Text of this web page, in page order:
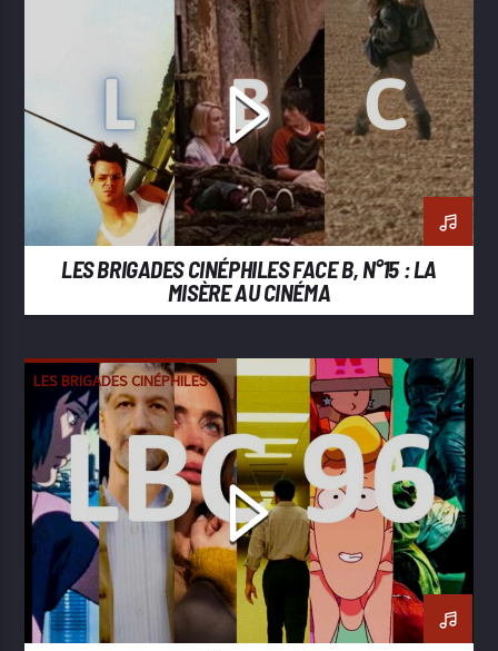
LES BRIGADES CINÉPHILES FACE B, N°15 : LA
MISÈRE AU CINÉMA
LES BRIGADES CINÉPHILES